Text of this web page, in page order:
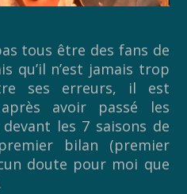
tous être des fans de
qu’il n’est jamais trop
ses erreurs, il est
avoir passé les
les 7 saisons de
bilan (premier
doute pour moi que